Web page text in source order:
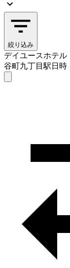
絞り込み
デイユースホテル
谷町九丁目駅日時